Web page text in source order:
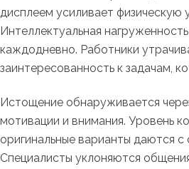
дисплеем усиливает физическую
Интеллектуальная
каждодневно. Работники
заинтересованность к задачам,
Истощение обнаруживается
мотивации и внимания. Уровень
оригинальные варианты даются
Специалисты уклоняются